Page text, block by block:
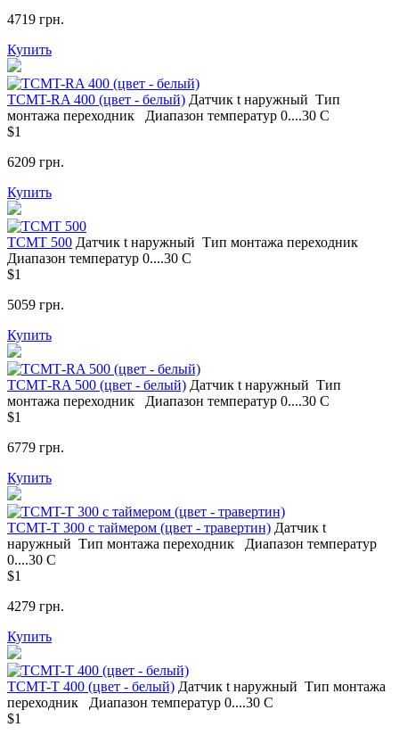
4719 грн.
Купить
ТСМT-RA 400 (цвет - белый) Датчик t наружный Тип
монтажа переходник Диапазон температур 0....30 С
$1
6209 грн.
Купить
ТСМТ 500 Датчик t наружный Тип монтажа переходник
Диапазон температур 0....30 С
$1
5059 грн.
Купить
ТСМТ-RA 500 (цвет - белый) Датчик t наружный Тип
монтажа переходник Диапазон температур 0....30 С
$1
6779 грн.
Купить
ТСМT-T 300 с таймером (цвет - травертин) Датчик t
наружный Тип монтажа переходник
Диапазон температур
0....30 С
$1
4279 грн.
Купить
ТСМT-T 400 (цвет - белый) Датчик t наружный Тип монтажа
переходник
Диапазон температур 0....30 С
$1